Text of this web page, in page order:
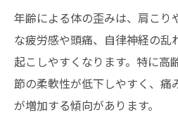
年齢による体の歪みは、肩こり
な疲労感や頭痛、自律神経の乱
起こしやすくなります。特に高
節の柔軟性が低下しやすく、痛
が増加する傾向があります。